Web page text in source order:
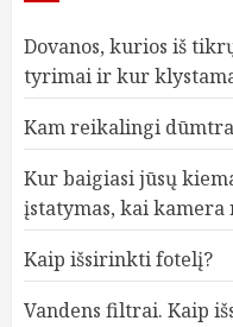
Dovanos, kurios iš
tyrimai ir kur
Kam reikalingi
Kur baigiasi jūsų
įstatymas, kai
Kaip išsirinkti fotelį?
Vandens filtrai. Kaip